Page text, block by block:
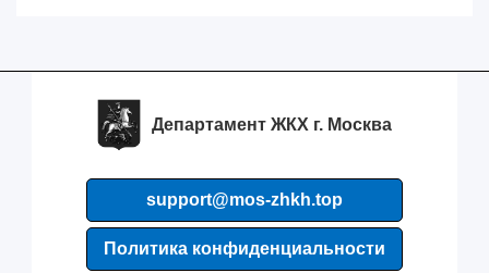
Департамент ЖКХ г. Москва
support@mos-zhkh.top
Политика конфиденциальности